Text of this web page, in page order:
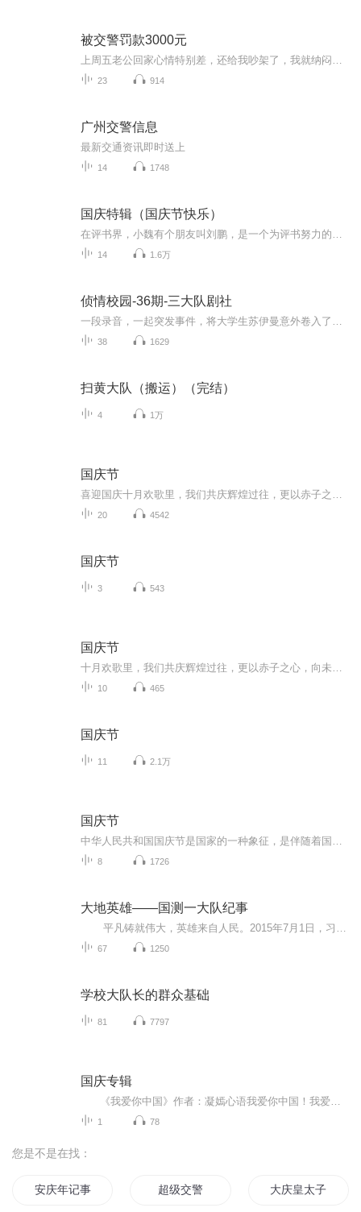
被交警罚款3000元
23 914
广州交警信息
最新交通资讯即时送上
14 1748
国庆特辑（国庆节快乐）
14 1.6万
侦情校园-36期-三大队剧社
38 1629
扫黄大队（搬运）（完结）
4 1万
国庆节
20 4542
国庆节
3 543
国庆节
10 465
国庆节
11 2.1万
国庆节
8 1726
大地英雄——国测一大队纪事
67 1250
学校大队长的群众基础
81 7797
国庆专辑
1 78
您是不是在找：
安庆年记事 超级交警 大庆皇太子